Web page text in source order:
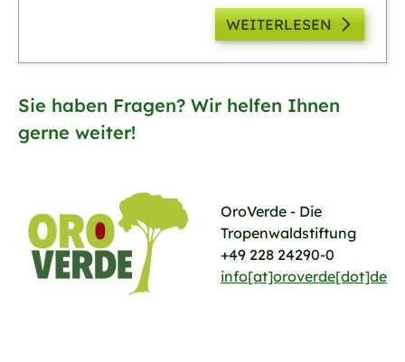
WEITERLESEN
Sie haben Fragen? Wir helfen Ihnen
gerne weiter!
OroVerde - Die
Tropenwaldstiftung
+49 228 24290-0
info[at]oroverde[dot]de